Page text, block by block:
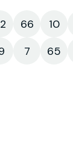
66 10
7 65